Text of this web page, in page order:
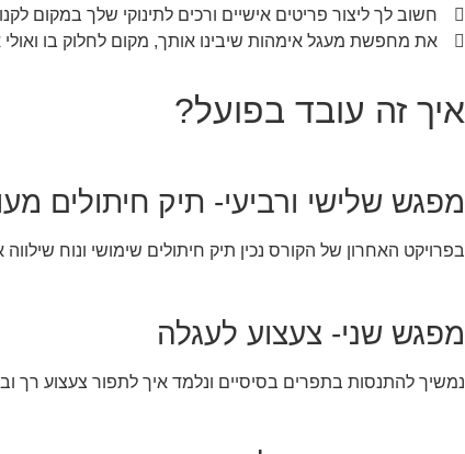
חשוב לך ליצור פריטים אישיים ורכים לתינוקי שלך במקום
את מחפשת מעגל אימהות שיבינו אותך, מקום לחלוק בו
איך זה עובד בפועל?
מפגש שלישי ורביעי- תיק חיתולים
בפרויקט האחרון של הקורס נכין תיק חיתולים שימושי ונוח
מפגש שני- צעצוע לעגלה
נמשיך להתנסות בתפרים בסיסיים ונלמד איך לתפור צעצוע רך